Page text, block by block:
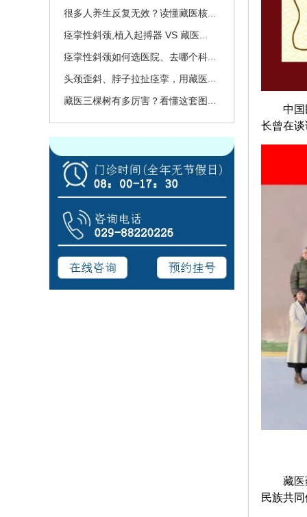
很多人养生反复无效？读懂藏医核...
痉挛性斜颈,植入起搏器 VS 藏医...
痉挛性斜颈如何选医院、去哪个科...
头颈歪斜、脖子拉扯痉挛，用藏医...
藏医三棵树有多厉害？看懂这套图...
中
长曾在
藏
民族共